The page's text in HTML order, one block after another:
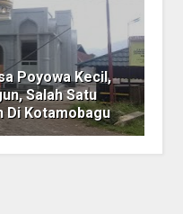
Poyowa Kecil,
Salah Satu
Di Kotamobagu